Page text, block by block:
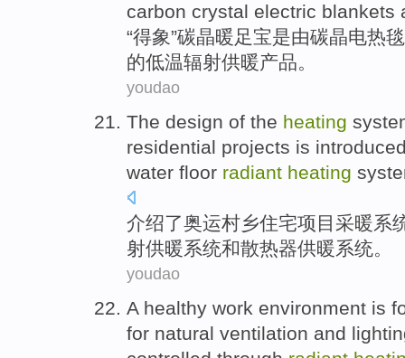
carbon crystal electric blankets
“得象”碳晶暖足宝是由碳晶电热毯
的低温辐射供暖产品。
youdao
The design of the heating
residential projects is
water floor radiant heating
介绍了奥运村乡住宅项目 采暖系
射供暖系统和散热器供暖系统。
youdao
A healthy work environment is
for natural ventilation and